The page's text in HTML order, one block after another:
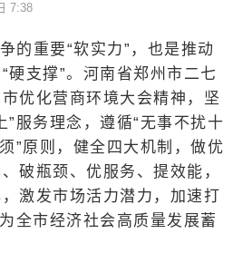
7:38
的重要“软实力”，也是推动
硬支撑”。河南省郑州市二七
优化营商环境大会精神，坚
”服务理念，遵循“无事不扰十
”原则，健全四大机制，做优
破瓶颈、优服务、提效能，
激发市场活力潜力，加速打
全市经济社会高质量发展蓄